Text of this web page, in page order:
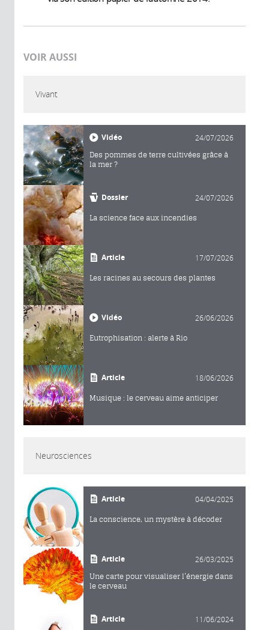
VOIR AUSSI
Vivant
Vidéo 24/07/2026
Des pommes de terre cultivées grâce à
la mer ?
Dossier 24/07/2026
La science face aux incendies
Article 17/07/2026
Les racines au secours des plantes
Vidéo 26/06/2026
Eutrophisation : alerte à Rio
Article 18/06/2026
Musique : le cerveau aime anticiper
Neurosciences
Article 04/04/2025
La conscience, un mystère à décoder
Article 26/03/2025
Une carte pour visualiser l’énergie dans
le cerveau
Article 11/06/2024